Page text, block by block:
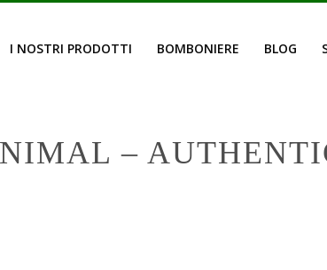
I NOSTRI PRODOTTI BOMBONIERE BLOG
–